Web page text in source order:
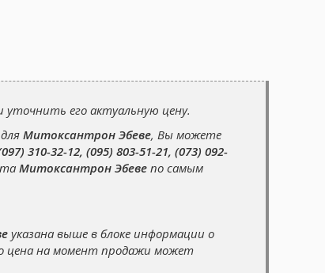
уточнить его актуальную цену.
Митоксантрон Эбеве, Вы можете
310-32-12, (095) 803-51-21, (073) 092-
Митоксантрон Эбевепо самым
указана выше в блоке информации о
цена на момент продажи может